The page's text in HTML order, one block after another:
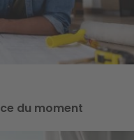
du moment